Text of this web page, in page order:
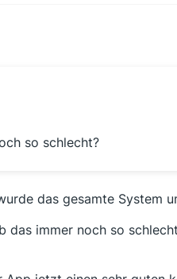
so schlecht?
das gesamte System
das immer noch so